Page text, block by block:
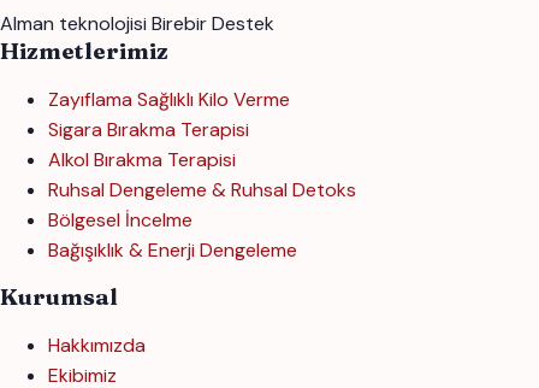
Alman teknolojisi Birebir Destek
Hizmetlerimiz
Zayıflama Sağlıklı Kilo Verme
Sigara Bırakma Terapisi
Alkol Bırakma Terapisi
Ruhsal Dengeleme & Ruhsal Detoks
Bölgesel İncelme
Bağışıklık & Enerji Dengeleme
Kurumsal
Hakkımızda
Ekibimiz